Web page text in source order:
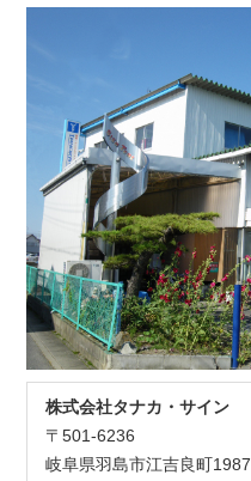
株式会社タナカ・サイン
〒501-6236
岐阜県羽島市江吉良町1987